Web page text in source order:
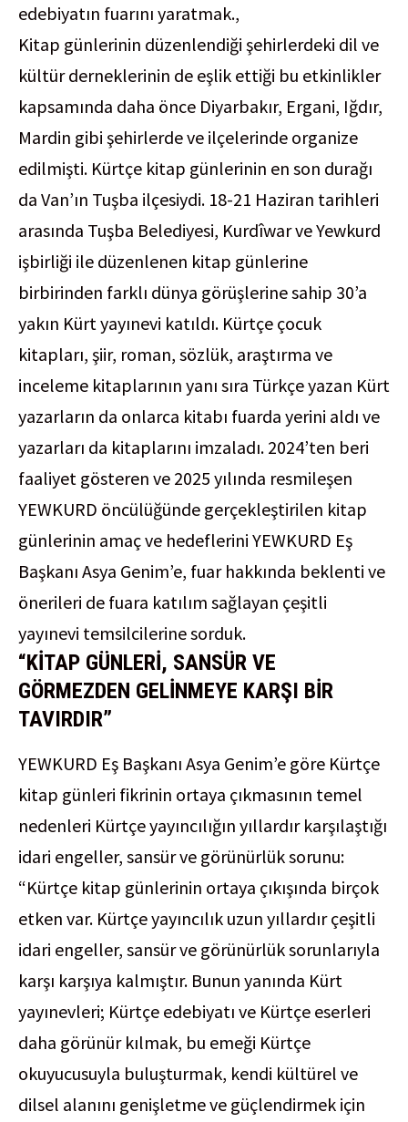
edebiyatın fuarını yaratmak.,
Kitap günlerinin düzenlendiği şehirlerdeki dil ve
kültür derneklerinin de eşlik ettiği bu etkinlikler
kapsamında daha önce Diyarbakır, Ergani, Iğdır,
Mardin gibi şehirlerde ve ilçelerinde organize
edilmişti. Kürtçe kitap günlerinin en son durağı
da Van’ın Tuşba ilçesiydi. 18-21 Haziran tarihleri
arasında Tuşba Belediyesi, Kurdîwar ve Yewkurd
işbirliği ile düzenlenen kitap günlerine
birbirinden farklı dünya görüşlerine sahip 30’a
yakın Kürt yayınevi katıldı. Kürtçe çocuk
kitapları, şiir, roman, sözlük, araştırma ve
inceleme kitaplarının yanı sıra Türkçe yazan Kürt
yazarların da onlarca kitabı fuarda yerini aldı ve
yazarları da kitaplarını imzaladı. 2024’ten beri
faaliyet gösteren ve 2025 yılında resmileşen
YEWKURD öncülüğünde gerçekleştirilen kitap
günlerinin amaç ve hedeflerini YEWKURD Eş
Başkanı Asya Genim’e, fuar hakkında beklenti ve
önerileri de fuara katılım sağlayan çeşitli
yayınevi temsilcilerine sorduk.
“KİTAP GÜNLERİ, SANSÜR VE
GÖRMEZDEN GELİNMEYE KARŞI BİR
TAVIRDIR”
YEWKURD Eş Başkanı Asya Genim’e göre Kürtçe
kitap günleri fikrinin ortaya çıkmasının temel
nedenleri Kürtçe yayıncılığın yıllardır karşılaştığı
idari engeller, sansür ve görünürlük sorunu:
“Kürtçe kitap günlerinin ortaya çıkışında birçok
etken var. Kürtçe yayıncılık uzun yıllardır çeşitli
idari engeller, sansür ve görünürlük sorunlarıyla
karşı karşıya kalmıştır. Bunun yanında Kürt
yayınevleri; Kürtçe edebiyatı ve Kürtçe eserleri
daha görünür kılmak, bu emeği Kürtçe
okuyucusuyla buluşturmak, kendi kültürel ve
dilsel alanını genişletme ve güçlendirmek için